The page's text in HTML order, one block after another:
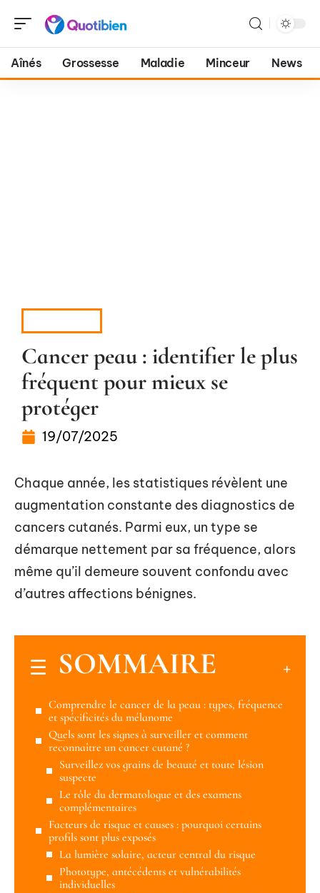
Aînés Grossesse Maladie Minceur News
Cancer peau : identifier le plus
fréquent pour mieux se
protéger
19/07/2025
Chaque année, les statistiques révèlent une
augmentation constante des diagnostics de
cancers cutanés. Parmi eux, un type se
démarque nettement par sa fréquence, alors
même qu’il demeure souvent confondu avec
d’autres affections bénignes.
SOMMAIRE
Comprendre le cancer de la peau : types, fréquence
et spécificités du mélanome
Quels sont les signes à surveiller et comment
reconnaître un cancer cutané ?
Surveillez vos grains de beauté et toute lésion
suspecte
Le rôle du dermatologue et des examens
complémentaires
Facteurs de risque et causes : pourquoi certains
profils sont plus exposés
La lumière solaire, acteur central du risque
Phototype, antécédents et vulnérabilités
individuelles